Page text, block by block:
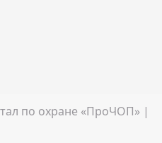
по охране «ПроЧОП» |